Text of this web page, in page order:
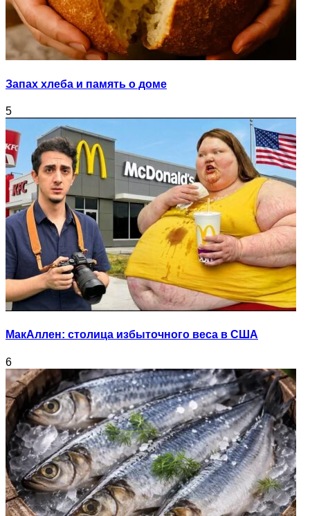
Запах хлеба и память о доме
5
МакАллен: столица избыточного веса в США
6